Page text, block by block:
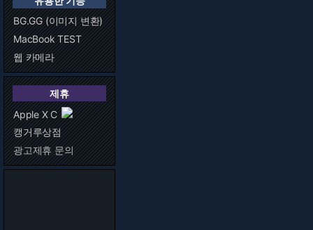
BG.GG (이미지 변환)
MacBook TEST
웹 카메라
제휴
Apple X C
캥거루상점
광고제휴 문의